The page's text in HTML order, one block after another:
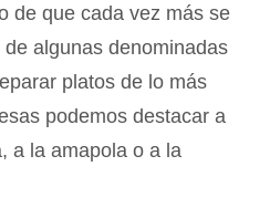
de que cada vez más se
algunas denominadas
platos de lo más
podemos destacar a
a la amapola o a la